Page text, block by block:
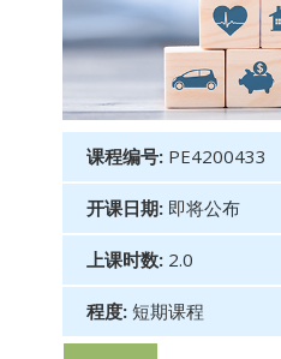
课程编号: PE4200433
开课日期: 即将公布
上课时数: 2.0
程度: 短期课程